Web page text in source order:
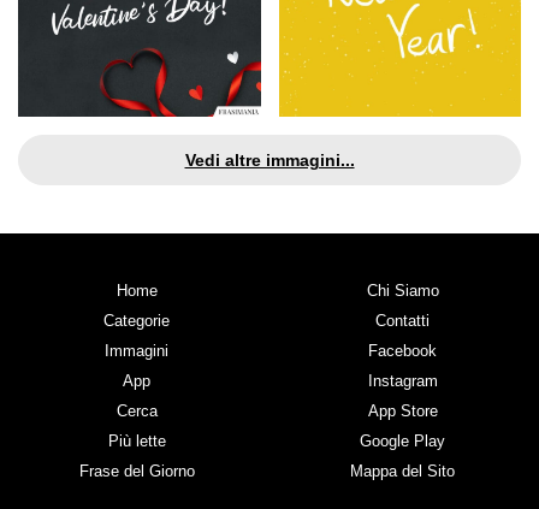
Vedi altre immagini...
Home
Categorie
Immagini
App
Cerca
Più lette
Frase del Giorno
Chi Siamo
Contatti
Facebook
Instagram
App Store
Google Play
Mappa del Sito